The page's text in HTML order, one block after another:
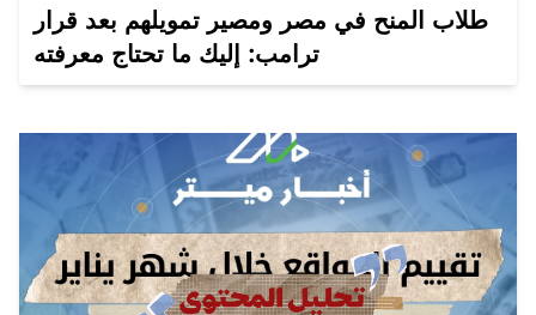
طلاب المنح في مصر ومصير تمويلهم بعد قرار
ترامب: إليك ما تحتاج معرفته